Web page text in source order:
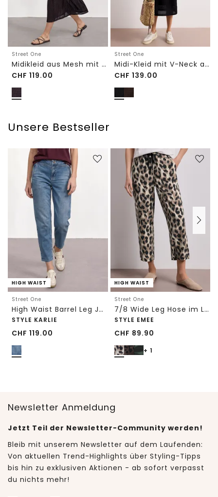
Street One
Midikleid aus Mesh mit Leo-Print
CHF 119.00
Street One
Midi-Kleid mit V-Neck aus Spitze
CHF 139.00
Unsere Bestseller
HIGH WAIST
Street One
High Waist Barrel Leg Jeans im Loose Fit
STYLE KARLIE
CHF 119.00
HIGH WAIST
Street One
7/8 Wide Leg Hose im Loose Fit mit Print
STYLE EMEE
CHF 89.90
+ 1
Newsletter Anmeldung
Jetzt Teil der Newsletter-Community werden!
Bleib mit unserem Newsletter auf dem Laufenden:
Von aktuellen Trend-Highlights über Styling-Tipps
bis hin zu exklusiven Aktionen - ab sofort verpasst
du nichts mehr!